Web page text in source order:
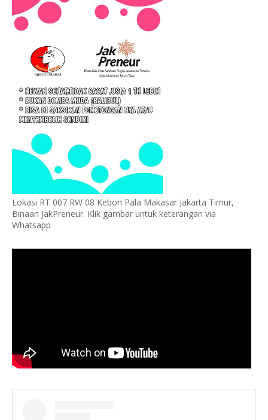
Lokasi RT 007 RW 08 Kebon Pala Makasar Jakarta Timur,
Binaan JakPreneur. Klik gambar untuk keterangan via
Whatsapp